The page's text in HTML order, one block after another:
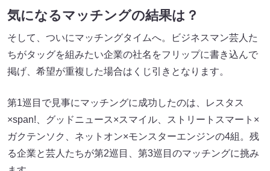
気になるマッチングの結果は？
そして、ついにマッチングタイムへ。ビジネスマン芸人た
ちがタッグを組みたい企業の社名をフリップに書き込んで
掲げ、希望が重複した場合はくじ引きとなります。
第1巡目で見事にマッチングに成功したのは、レスタス
×span!、グッドニュース×スマイル、ストリートスマート×
ガクテンソク、ネットオン×モンスターエンジンの4組。残
る企業と芸人たちが第2巡目、第3巡目のマッチングに挑み